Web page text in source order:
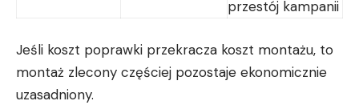
przestój kampanii
Jeśli koszt poprawki przekracza koszt montażu, to
montaż zlecony częściej pozostaje ekonomicznie
uzasadniony.